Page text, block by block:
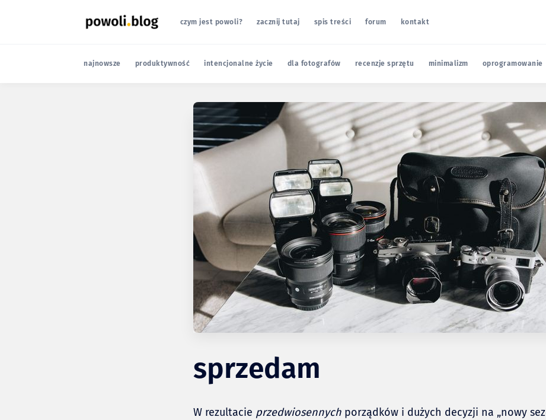
czym jest powoli? zacznij tutaj spis treści forum kontakt
najnowsze produktywność intencjonalne życie dla fotografów recenzje sprzętu minimalizm oprogramowanie
sprzedam
W rezultacie przedwiosennych porządków i dużych decyzji na „nowy